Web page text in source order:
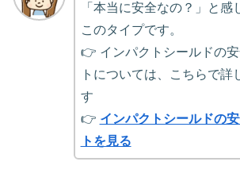
「本当に安全なの？」と感
このタイプです。
👉 インパクトシールドの
トについては、こちらで詳
す
👉 インパクトシールドの
トを見る